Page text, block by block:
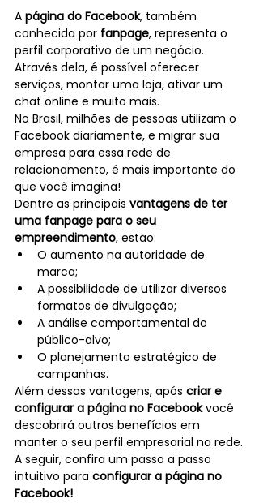
A página do Facebook, também
conhecida por fanpage, representa o
perfil corporativo de um negócio.
Através dela, é possível oferecer
serviços, montar uma loja, ativar um
chat online e muito mais.
No Brasil, milhões de pessoas utilizam o
Facebook diariamente, e migrar sua
empresa para essa rede de
relacionamento, é mais importante do
que você imagina!
Dentre as principais vantagens de ter
uma fanpage para o seu
empreendimento, estão:
O aumento na autoridade de
marca;
A possibilidade de utilizar diversos
formatos de divulgação;
A análise comportamental do
público-alvo;
O planejamento estratégico de
campanhas.
Além dessas vantagens, após criar e
configurar a página no Facebook você
descobrirá outros benefícios em
manter o seu perfil empresarial na rede.
A seguir, confira um passo a passo
intuitivo para configurar a página no
Facebook!